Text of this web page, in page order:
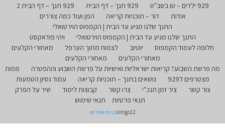
929 ילדים – טו בשב"ט
929 תנך – דף הבית
929 תנך – דף הבית 2
אודות
דור – תוכניות קריאה
המן ועוד כמה צוררים
התנך שלנו מגיע עד הבית | הקמפוס הוירטואלי
התנך שלנו מגיע עד הבית | הקמפוס הוירטואלי
ויהי פודאקסט
חלופה לעמוד הקמפוס
יוטיוב לצמוח מתוך הערפל
מאחורי הקלעים
מאחורי הקלעים
מאחורי הקלעים
מה פרשת השבוע? קריאות ישראליות ואישיות על פרשת השבוע וההפטרה
מפות
מצטרפים ל929
נושאים בתנך – תוכניות קריאה
עמוד נסיון הטמעות
צור קשר
ציר זמן תנכ"י צרו קשר קבוצות לימוד
שיר על הפרק
תנאי פרטיות
תנאי שימוש
Intigo12בניית אתרים